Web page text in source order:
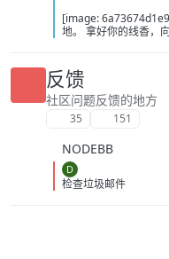
[image:
地。 拿好你的线香，
悲剧轮回…… 【作者简
作品：《灾厄收容所
所》等 【下载地址】
https://
夸克：https://
反馈
社区问题反馈的地方
35 151
NODEBB
D
检查垃圾邮件